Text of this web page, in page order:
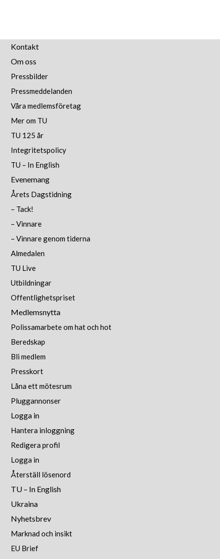
Kontakt
Om oss
Pressbilder
Pressmeddelanden
Våra medlemsföretag
Mer om TU
TU 125 år
Integritetspolicy
TU – In English
Evenemang
Årets Dagstidning
– Tack!
– Vinnare
– Vinnare genom tiderna
Almedalen
TU Live
Utbildningar
Offentlighetspriset
Medlemsnytta
Polissamarbete om hat och hot
Beredskap
Bli medlem
Presskort
Låna ett mötesrum
Pluggannonser
Logga in
Hantera inloggning
Redigera profil
Logga in
Återställ lösenord
TU – In English
Ukraina
Nyhetsbrev
Marknad och insikt
EU Brief